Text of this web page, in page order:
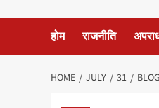
होम राजनीति
HOME JULY 31 BLOG